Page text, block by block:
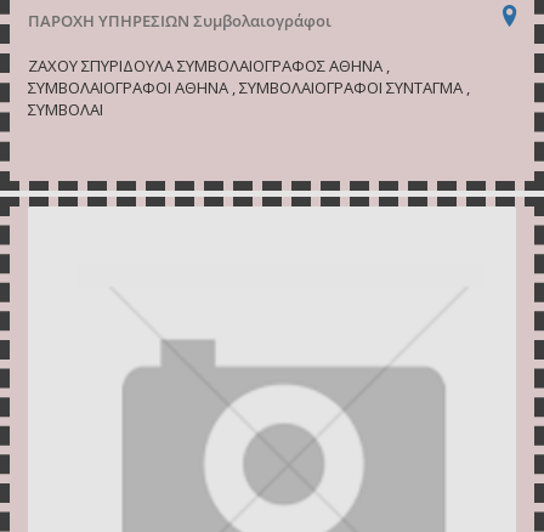
ΠΑΡΟΧΗ ΥΠΗΡΕΣΙΩΝ Συμβολαιογράφοι
ΖΑΧΟΥ ΣΠΥΡΙΔΟΥΛΑ ΣΥΜΒΟΛΑΙΟΓΡΑΦΟΣ ΑΘΗΝΑ ,
ΣΥΜΒΟΛΑΙΟΓΡΑΦΟΙ ΑΘΗΝΑ , ΣΥΜΒΟΛΑΙΟΓΡΑΦΟΙ ΣΥΝΤΑΓΜΑ ,
ΣΥΜΒΟΛΑΙ